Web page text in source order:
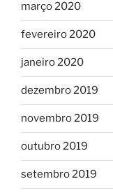
março 2020
fevereiro 2020
janeiro 2020
dezembro 2019
novembro 2019
outubro 2019
setembro 2019